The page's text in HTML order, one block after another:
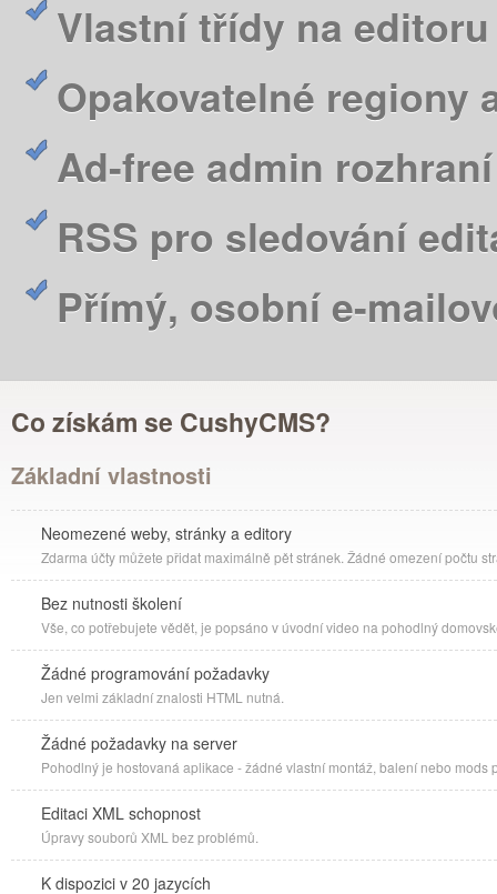
Vlastní třídy na
Opakovatelné regiony
Ad-free admin rozhraní
RSS pro sledování
Přímý, osobní e-
Co získám se CushyCMS?
Základní vlastnosti
Neomezené weby, stránky a editory
Zdarma účty můžete přidat maximálně pět stránek. Žádné omezení počtu
Bez nutnosti školení
Vše, co potřebujete vědět, je popsáno v úvodní video na pohodlný
Žádné programování požadavky
Jen velmi základní znalosti HTML nutná.
Žádné požadavky na server
Pohodlný je hostovaná aplikace - žádné vlastní montáž, balení nebo mods
Editaci XML schopnost
Úpravy souborů XML bez problémů.
K dispozici v 20 jazycích